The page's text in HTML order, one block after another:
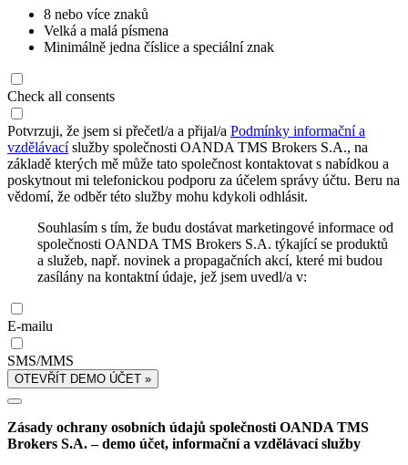
8 nebo více znaků
Velká a malá písmena
Minimálně jedna číslice a speciální znak
Check all consents
Potvrzuji, že jsem si přečetl/a a přijal/a Podmínky informační a
vzdělávacíslužby společnosti OANDA TMS Brokers S.A., na
základě kterých mě může tato společnost kontaktovat s nabídkou a
poskytnout mi telefonickou podporu za účelem správy účtu. Beru na
vědomí, že odběr této služby mohu kdykoli odhlásit.
Souhlasím s tím, že budu dostávat marketingové informace od
společnosti OANDA TMS Brokers S.A. týkající se produktů
a služeb, např. novinek a propagačních akcí, které mi budou
zasílány na kontaktní údaje, jež jsem uvedl/a v:
E-mailu
SMS/MMS
OTEVŘÍT DEMO ÚČET »
Zásady ochrany osobních údajů společnosti OANDA TMS
Brokers S.A. – demo účet, informační a vzdělávací služby